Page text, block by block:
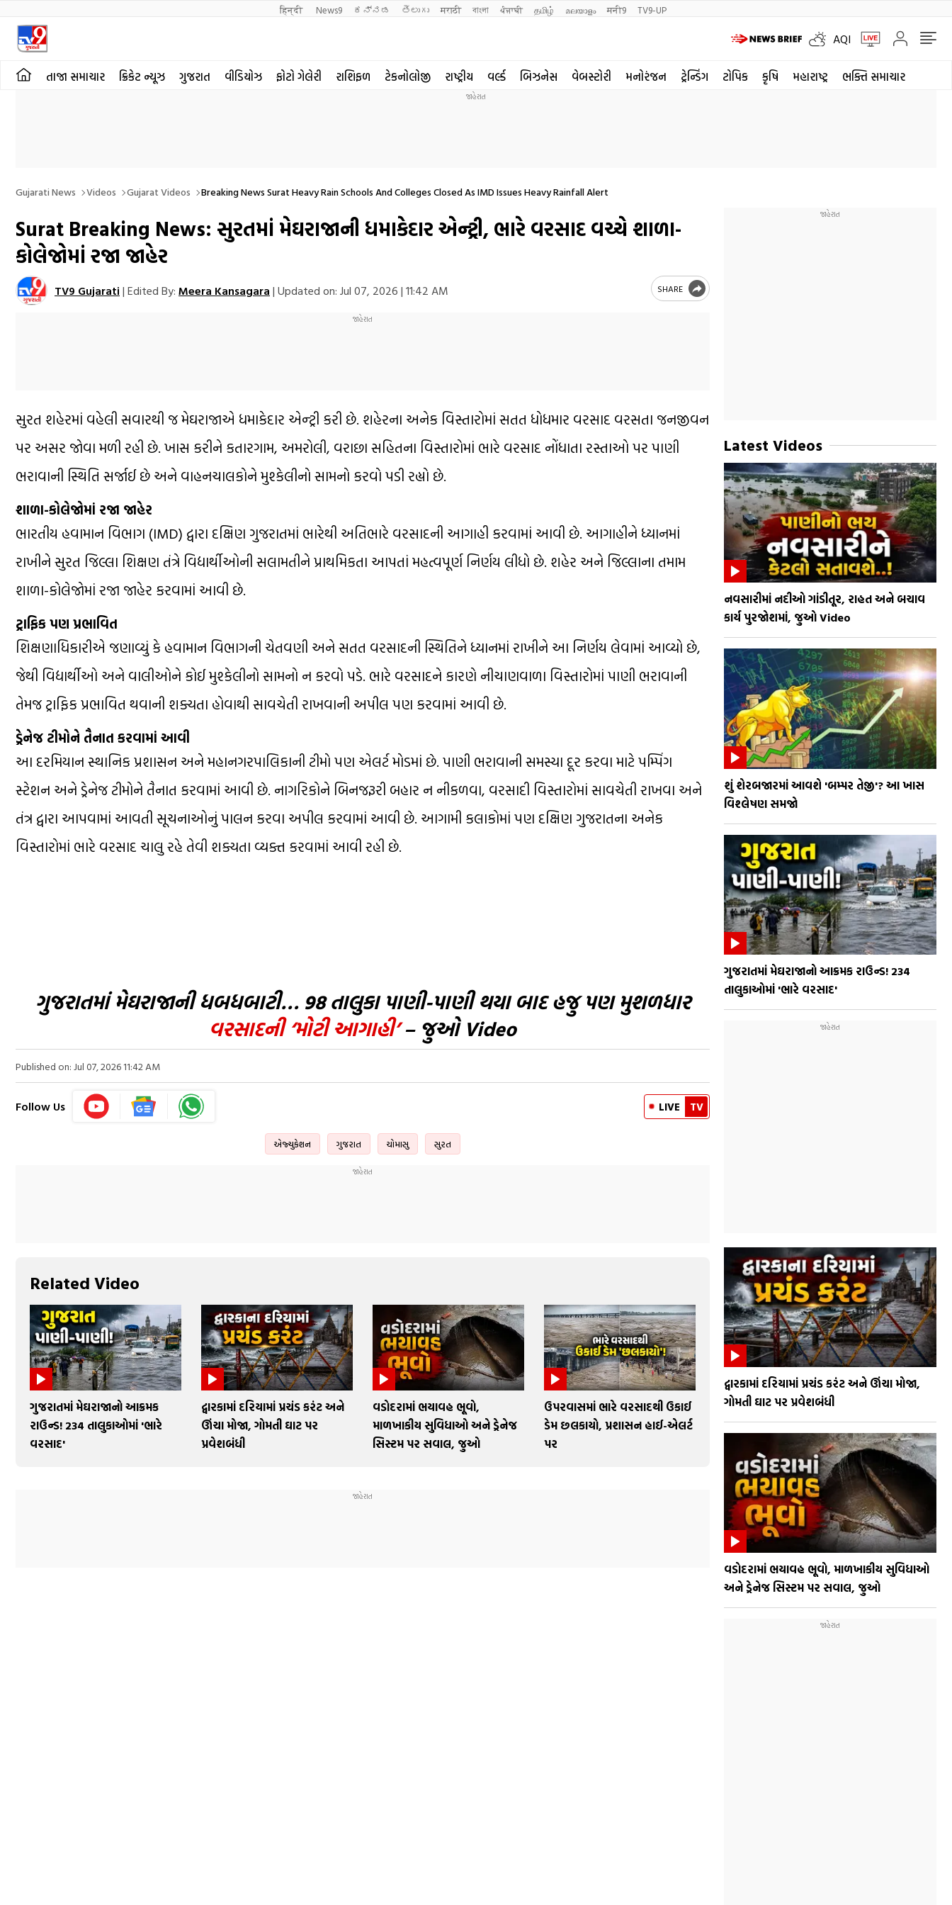
हिन्दी News9 ಕನ್ನಡ తెలుగు मराठी বাংলা ਪੰਜਾਬੀ தமிழ் മലയാളം मनी9 TV9-UP
AQI
તાજા સમાચાર ક્રિકેટ ન્યૂઝ ગુજરાત વીડિયોઝ ફોટો ગેલેરી રાશિફળ ટેકનોલોજી રાષ્ટ્રીય વર્લ્ડ બિઝનેસ વેબસ્ટોરી મનોરંજન ટ્રેન્ડિંગ ટોપિક કૃષિ મહારાષ્ટ્ર ભક્તિ સમાચાર
Gujarati News Videos Gujarat Videos Breaking News Surat Heavy Rain Schools And Colleges Closed As IMD Issues Heavy Rainfall Alert
Surat Breaking News: સુરતમાં મેઘરાજાની ધમાકેદાર એન્ટ્રી, ભારે વરસાદ વચ્ચે શાળા-
કોલેજોમાં રજા જાહેર
TV9 Gujarati | Edited By: Meera Kansagara | Updated on: Jul 07, 2026 | 11:42 AM SHARE
સુરત શહેરમાં વહેલી સવારથી જ મેઘરાજાએ ધમાકેદાર એન્ટ્રી કરી છે. શહેરના અનેક વિસ્તારોમાં સતત ધોધમાર વરસાદ વરસતા જનજીવન
પર અસર જોવા મળી રહી છે. ખાસ કરીને કતારગામ, અમરોલી, વરાછા સહિતના વિસ્તારોમાં ભારે વરસાદ નોંધાતા રસ્તાઓ પર પાણી
ભરાવાની સ્થિતિ સર્જાઈ છે અને વાહનચાલકોને મુશ્કેલીનો સામનો કરવો પડી રહ્યો છે.
શાળા-કોલેજોમાં રજા જાહેર
ભારતીય હવામાન વિભાગ (IMD) દ્વારા દક્ષિણ ગુજરાતમાં ભારેથી અતિભારે વરસાદની આગાહી કરવામાં આવી છે. આગાહીને ધ્યાનમાં
રાખીને સુરત જિલ્લા શિક્ષણ તંત્રે વિદ્યાર્થીઓની સલામતીને પ્રાથમિકતા આપતાં મહત્વપૂર્ણ નિર્ણય લીધો છે. શહેર અને જિલ્લાના તમામ
શાળા-કોલેજોમાં રજા જાહેર કરવામાં આવી છે.
ટ્રાફિક પણ પ્રભાવિત
શિક્ષણાધિકારીએ જણાવ્યું કે હવામાન વિભાગની ચેતવણી અને સતત વરસાદની સ્થિતિને ધ્યાનમાં રાખીને આ નિર્ણય લેવામાં આવ્યો છે,
જેથી વિદ્યાર્થીઓ અને વાલીઓને કોઈ મુશ્કેલીનો સામનો ન કરવો પડે. ભારે વરસાદને કારણે નીચાણવાળા વિસ્તારોમાં પાણી ભરાવાની
તેમજ ટ્રાફિક પ્રભાવિત થવાની શક્યતા હોવાથી સાવચેતી રાખવાની અપીલ પણ કરવામાં આવી છે.
ડ્રેનેજ ટીમોને તૈનાત કરવામાં આવી
આ દરમિયાન સ્થાનિક પ્રશાસન અને મહાનગરપાલિકાની ટીમો પણ એલર્ટ મોડમાં છે. પાણી ભરાવાની સમસ્યા દૂર કરવા માટે પમ્પિંગ
સ્ટેશન અને ડ્રેનેજ ટીમોને તૈનાત કરવામાં આવી છે. નાગરિકોને બિનજરૂરી બહાર ન નીકળવા, વરસાદી વિસ્તારોમાં સાવચેતી રાખવા અને
તંત્ર દ્વારા આપવામાં આવતી સૂચનાઓનું પાલન કરવા અપીલ કરવામાં આવી છે. આગામી કલાકોમાં પણ દક્ષિણ ગુજરાતના અનેક
વિસ્તારોમાં ભારે વરસાદ ચાલુ રહે તેવી શક્યતા વ્યક્ત કરવામાં આવી રહી છે.
ગુજરાતમાં મેઘરાજાની ધબધબાટી… 98 તાલુકા પાણી-પાણી થયા બાદ હજુ પણ મુશળધાર
વરસાદની ‘મોટી આગાહી’– જુઓ Video
Published on: Jul 07, 2026 11:42 AM
Follow Us LIVE TV
એજ્યુકેશન ગુજરાત ચોમાસુ સુરત
Related Video
ગુજરાતમાં મેઘરાજાનો આક્રમક
રાઉન્ડ! 234 તાલુકાઓમાં 'ભારે
વરસાદ'
દ્વારકામાં દરિયામાં પ્રચંડ કરંટ અને
ઊંચા મોજા, ગોમતી ઘાટ પર
પ્રવેશબંધી
વડોદરામાં ભયાવહ ભૂવો,
માળખાકીય સુવિધાઓ અને ડ્રેનેજ
સિસ્ટમ પર સવાલ, જુઓ
ઉપરવાસમાં ભારે વરસાદથી ઉકાઈ
ડેમ છલકાયો, પ્રશાસન હાઈ-એલર્ટ
પર
Latest Videos
નવસારીમાં નદીઓ ગાંડીતૂર, રાહત અને બચાવ
કાર્ય પુરજોશમાં, જુઓ Video
શું શેરબજારમાં આવશે 'બમ્પર તેજી'? આ ખાસ
વિશ્લેષણ સમજો
ગુજરાતમાં મેઘરાજાનો આક્રમક રાઉન્ડ! 234
તાલુકાઓમાં 'ભારે વરસાદ'
દ્વારકામાં દરિયામાં પ્રચંડ કરંટ અને ઊંચા મોજા,
ગોમતી ઘાટ પર પ્રવેશબંધી
વડોદરામાં ભયાવહ ભૂવો, માળખાકીય સુવિધાઓ
અને ડ્રેનેજ સિસ્ટમ પર સવાલ, જુઓ